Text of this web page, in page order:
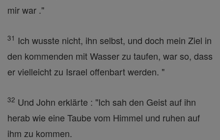
mir war ."
31 Ich wusste nicht, ihn selbst, und doch mein Ziel in
den kommenden mit Wasser zu taufen, war so, dass
er vielleicht zu Israel offenbart werden. "
32 Und John erklärte : "Ich sah den Geist auf ihn
herab wie eine Taube vom Himmel und ruhen auf
ihm zu kommen.